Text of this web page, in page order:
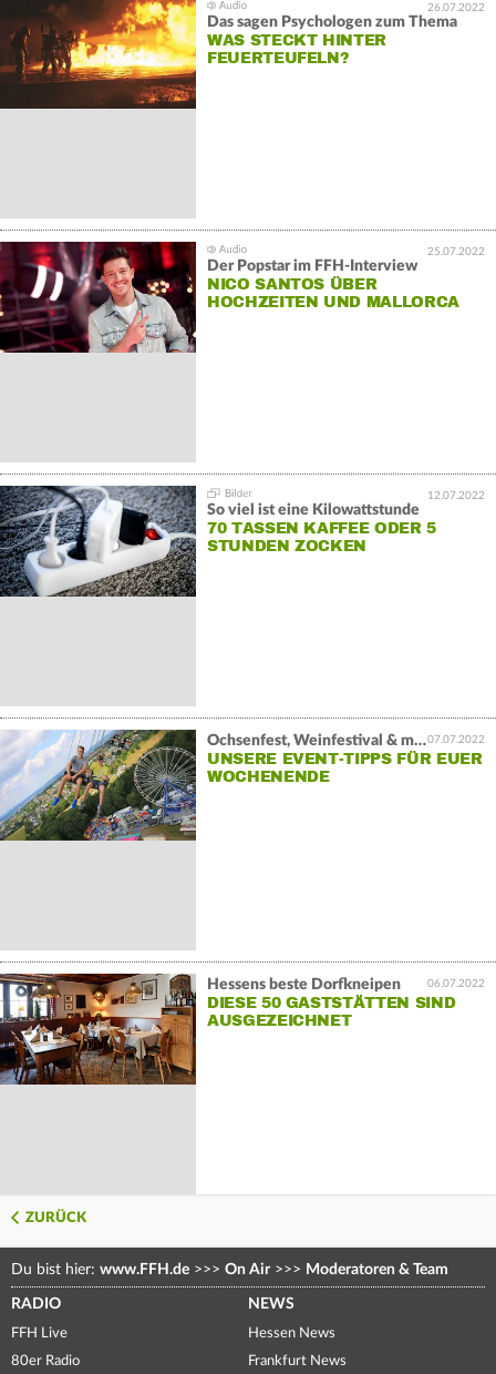
26.07.2022
Das sagen Psychologen zum Thema
WAS STECKT HINTER
FEUERTEUFELN?
25.07.2022
Der Popstar im FFH-Interview
NICO SANTOS ÜBER
HOCHZEITEN UND MALLORCA
12.07.2022
So viel ist eine Kilowattstunde
70 TASSEN KAFFEE ODER 5
STUNDEN ZOCKEN
07.07.2022
Ochsenfest, Weinfestival & mehr
UNSERE EVENT-TIPPS FÜR EUER
WOCHENENDE
06.07.2022
Hessens beste Dorfkneipen
DIESE 50 GASTSTÄTTEN SIND
AUSGEZEICHNET
ZURÜCK
Du bist hier: www.FFH.de >>> On Air >>> Moderatoren & Team
RADIO
FFH Live
80er Radio
NEWS
Hessen News
Frankfurt News